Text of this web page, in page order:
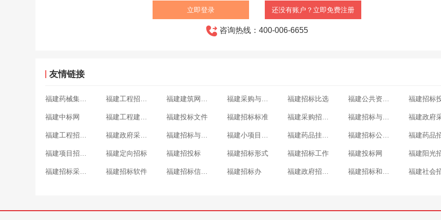
立即登录 还没有账户？立即免费注册
咨询热线：400-006-6655
友情链接
福建招标比选
福建中标网 福建投标文件 福建招标标准
福建定向招标 福建招投标 福建招标形式 福建招标工作 福建投标网
福建招标软件 福建招标办 福建社会